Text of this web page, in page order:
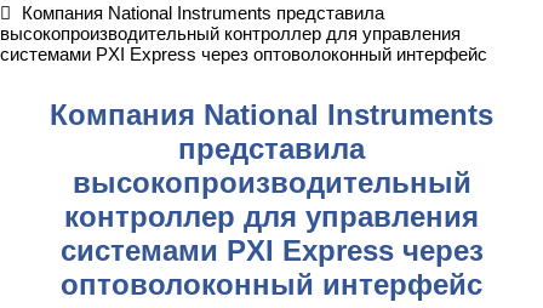
Компания National Instruments представила
высокопроизводительный контроллер для управления
системами PXI Express через оптоволоконный интерфейс
Компания National Instruments
представила
высокопроизводительный
контроллер для управления
системами PXI Express через
оптоволоконный интерфейс